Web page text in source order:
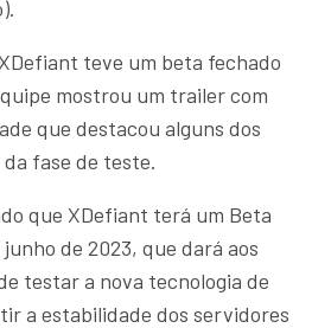
teve um beta fechado
mostrou um trailer com
que destacou alguns dos
fase de teste.
que XDefiant terá um Beta
de 2023, que dará aos
testar a nova tecnologia de
a estabilidade dos servidores